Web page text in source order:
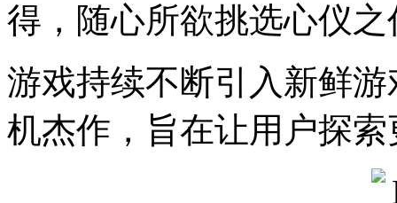
得，随心所欲挑选心仪
游戏持续不断引入新鲜
机杰作，旨在让用户探